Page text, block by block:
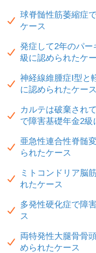
球脊髄性筋萎縮症
ケース
発症して2年のパ
級に認められたケ
神経線維腫症Ⅰ型と
に認められたケース
カルテは破棄され
で障害基礎年金2級
亜急性連合性脊髄
られたケース
ミトコンドリア脳
れたケース
多発性硬化症で障
ス
両特発性大腿骨骨
められたケース